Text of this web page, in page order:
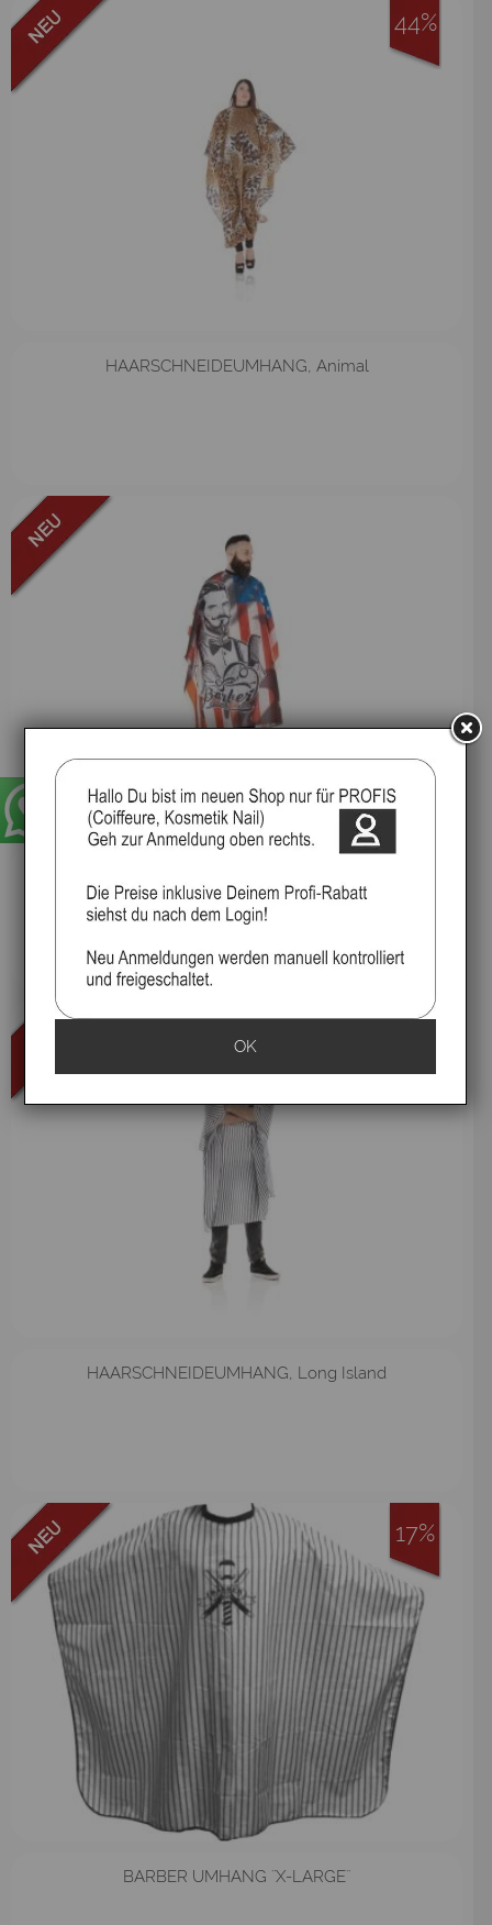
HAARSCHNEIDEUMHANG, Animal
44%
HAARSCHNEIDEUMHANG, Long Island
BARBER UMHANG ¨X-LARGE¨
17%
OK